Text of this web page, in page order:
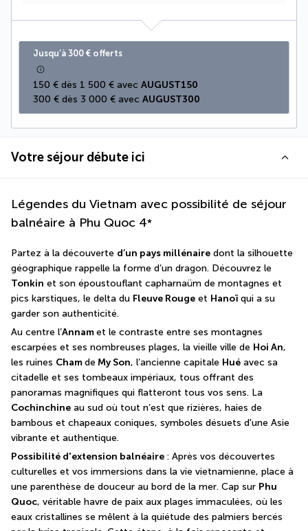
Jusqu’à 300 € offerts
150 € dès 1 500 € avec AUGUST150
300 € dès 3 000 € avec AUGUST300
Votre séjour débute ici
Légendes du Vietnam avec possibilité de séjour
balnéaire à Phu Quoc 4*
Partez à la découverte d’un pays millénaire dont la silhouette
Tonkin et son époustouflant capharnaüm de montagnes et
pics karstiques, le delta du Fleuve Rouge et Hanoï qui a su
garder son authenticité.
Au centre l’Annam et le contraste entre ses montagnes
escarpées et ses nombreuses plages, la vieille ville de Hoi An,
les ruines Cham de My Son, l’ancienne capitale Hué avec sa
citadelle et ses tombeaux impériaux, tous offrant des
panoramas magnifiques qui flatteront tous vos sens. La
Cochinchine au sud où tout n’est que rizières, haies de
bambous et chapeaux coniques, symboles désuets d'une Asie
vibrante et authentique.
Possibilité d'extension balnéaire : Après vos découvertes
culturelles et vos immersions dans la vie vietnamienne, place à
une parenthèse de douceur au bord de la mer. Cap sur Phu
Quoc, véritable havre de paix aux plages immaculées, où les
eaux cristallines se mêlent à la quiétude des palmiers bercés